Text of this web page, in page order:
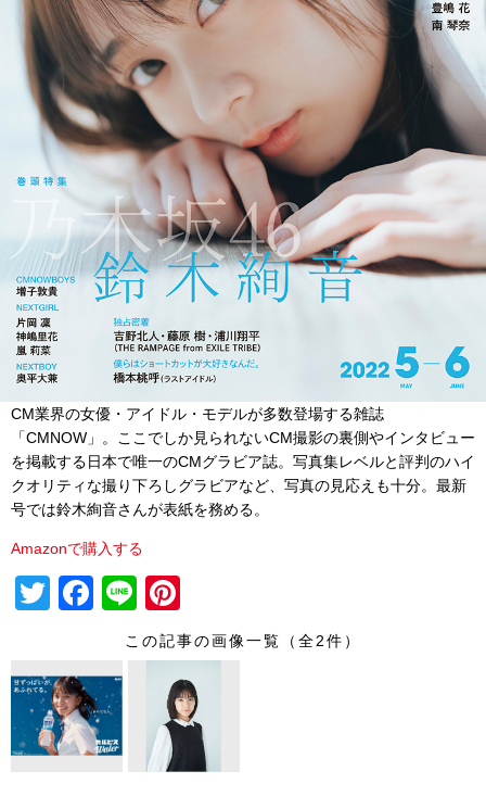
CM業界の女優・アイドル・モデルが多数登場する雑誌
「CMNOW」。ここでしか見られないCM撮影の裏側やインタビュー
を掲載する日本で唯一のCMグラビア誌。写真集レベルと評判のハイ
クオリティな撮り下ろしグラビアなど、写真の見応えも十分。最新
号では鈴木絢音さんが表紙を務める。
Amazonで購入する
T
er
F
e
b
o
Li
n
e
nt
er
e
st
この記事の画像一覧（全2件）